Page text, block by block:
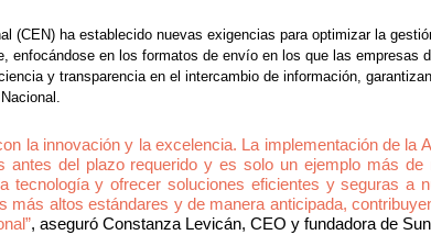
(CEN) ha establecido nuevas exigencias para optimizar la
enfocándose en los formatos de envío en los que las empresas
y transparencia en el intercambio de información,
la innovación y la excelencia. La implementación de la
antes del plazo requerido y es solo un ejemplo más de
tecnología y ofrecer soluciones eficientes y seguras a
más altos estándares y de manera anticipada,
, aseguró Constanza Levicán, CEO y fundadora de